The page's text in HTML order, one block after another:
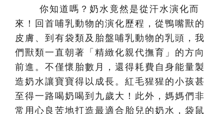
你知道嗎？奶水竟然是從汗水演化而
來！回首哺乳動物的演化歷程，從鴨嘴獸的
皮膚、到有袋類及胎盤哺乳動物的乳頭，我
們獸類一直朝著「精緻化親代撫育」的方向
前進。不僅懷胎數月，還得耗費自身能量製
造奶水讓寶寶得以成長。紅毛猩猩的小孩甚
至得一路喝奶喝到九歲大！此外，媽媽們非
常用心良苦地打造最適合胎兒的奶水，袋鼠